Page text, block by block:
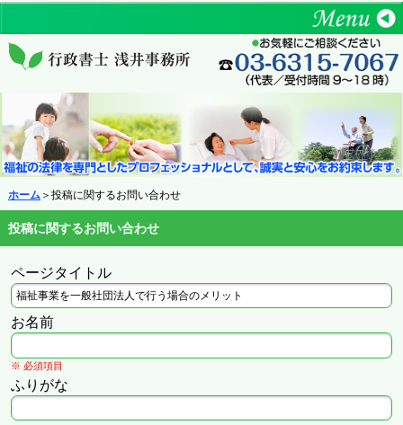
ホーム ＞投稿に関するお問い合わせ
投稿に関するお問い合わせ
ページタイトル
お名前
※ 必須項目
ふりがな